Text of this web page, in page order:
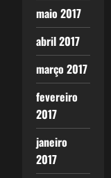
maio 2017
abril 2017
março 2017
fevereiro
2017
janeiro
2017